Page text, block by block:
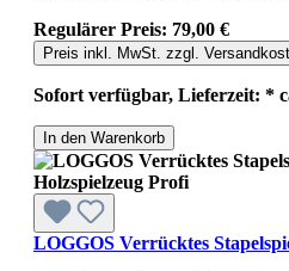
Regulärer Preis: 79,00 €
Preis inkl. MwSt. zzgl.
Sofort verfügbar, Lieferzeit: *
In den Warenkorb
LOGGOS Verrücktes